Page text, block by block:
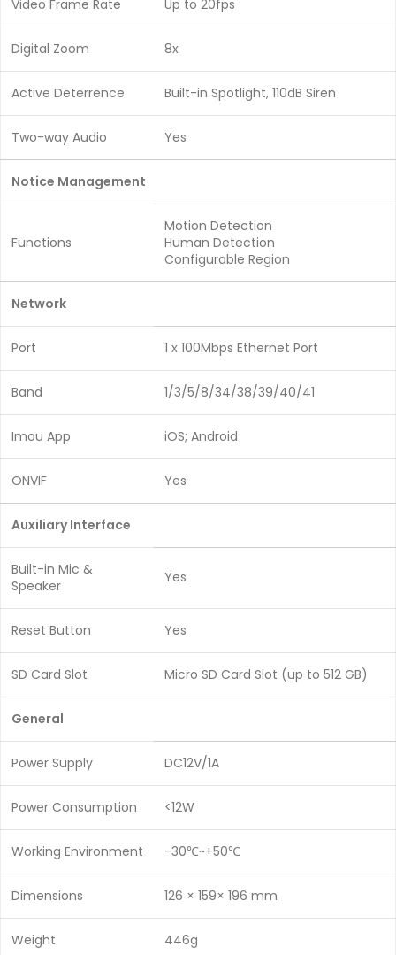
Video Frame Rate Up to 20fps
Digital Zoom 8x
Active Deterrence Built-in Spotlight, 110dB Siren
Two-way Audio Yes
Notice Management
Functions
Motion Detection
Human Detection
Configurable Region
Network
Port 1 x 100Mbps Ethernet Port
Band 1/3/5/8/34/38/39/40/41
Imou App iOS; Android
ONVIF Yes
Auxiliary Interface
Built-in Mic &
Speaker
Yes
Reset Button Yes
SD Card Slot Micro SD Card Slot (up to 512 GB)
General
Power Supply DC12V/1A
Power Consumption <12W
Working Environment -30℃~+50℃
Dimensions 126 × 159× 196 mm
Weight 446g